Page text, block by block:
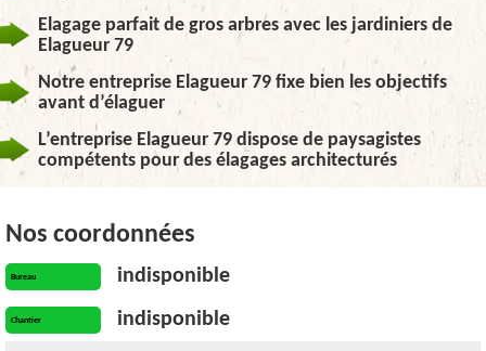
Elagage parfait de gros arbres avec les jardiniers de
Elagueur 79
Notre entreprise Elagueur 79 fixe bien les objectifs
avant d’élaguer
L’entreprise Elagueur 79 dispose de paysagistes
compétents pour des élagages architecturés
Nos coordonnées
Bureau indisponible
Chantier indisponible